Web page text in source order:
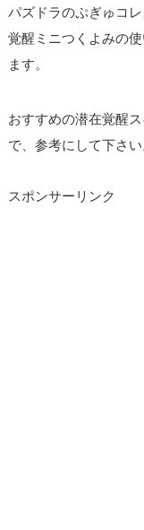
パズドラのぷぎゅコ
覚醒ミニつくよみの
ます。
おすすめの潜在覚醒
で、参考にして下さい
スポンサーリンク